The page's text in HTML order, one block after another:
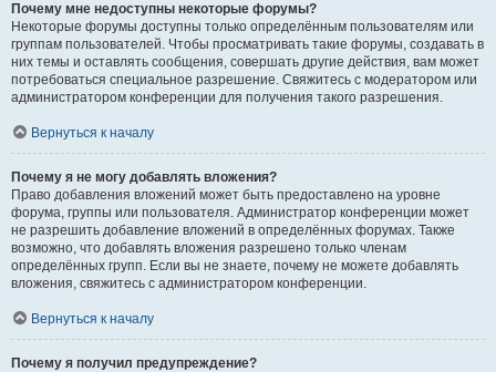
Почему мне недоступны некоторые форумы?
Некоторые форумы доступны только определённым пользователям или
группам пользователей. Чтобы просматривать такие форумы, создавать в
них темы и оставлять сообщения, совершать другие действия, вам может
потребоваться специальное разрешение. Свяжитесь с модератором или
администратором конференции для получения такого разрешения.
Вернуться к началу
Почему я не могу добавлять вложения?
Право добавления вложений может быть предоставлено на уровне
форума, группы или пользователя. Администратор конференции может
не разрешить добавление вложений в определённых форумах. Также
возможно, что добавлять вложения разрешено только членам
определённых групп. Если вы не знаете, почему не можете добавлять
вложения, свяжитесь с администратором конференции.
Вернуться к началу
Почему я получил предупреждение?